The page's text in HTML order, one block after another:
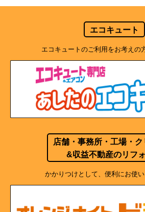
エコキュート
エコキュートのご利用をお考えの
店舗・事務所・工場・ク
&収益不動産のリフ
かかりつけとして、便利にお使